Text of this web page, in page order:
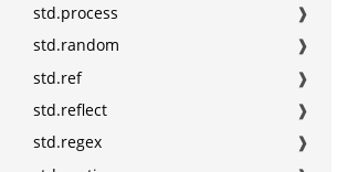
std.process
❱
std.random
❱
std.ref
❱
std.reflect
❱
std.regex
❱